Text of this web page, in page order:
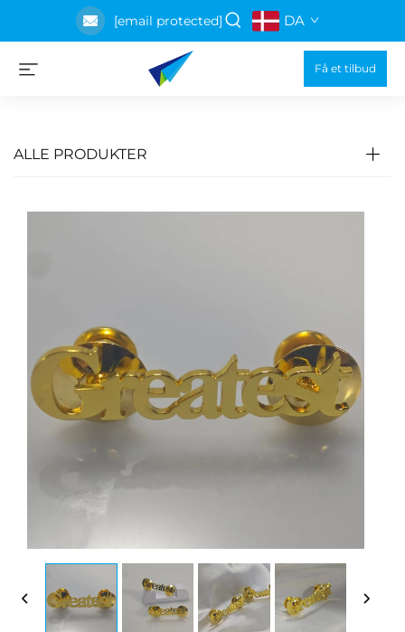
[email protected] DA
Få et tilbud
ALLE PRODUKTER